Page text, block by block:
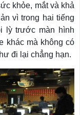
khỏe, mắt và khả
vì trong hai tiếng
lỳ trước màn hình
khác mà không có
đi lại chẳng hạn.